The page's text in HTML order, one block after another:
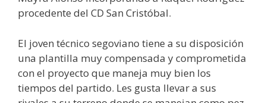
procedente del CD San Cristóbal.
El joven técnico segoviano tiene a su disposición
una plantilla muy compensada y comprometida
con el proyecto que maneja muy bien los
tiempos del partido. Les gusta llevar a sus